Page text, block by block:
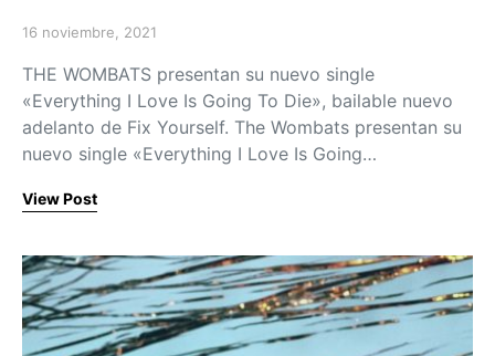
Posted on
16 noviembre, 2021
THE WOMBATS presentan su nuevo single
«Everything I Love Is Going To Die», bailable nuevo
adelanto de Fix Yourself. The Wombats presentan su
nuevo single «Everything I Love Is Going…
View Post